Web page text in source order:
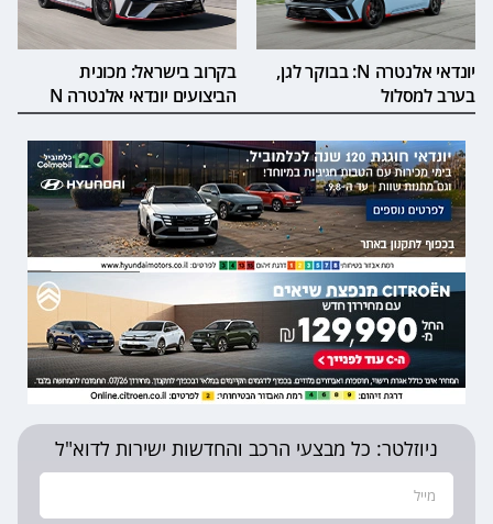
יונדאי אלנטרה N: בבוקר לגן,
בערב למסלול
בקרוב בישראל: מכונית
הביצועים יונדאי אלנטרה N
ניוזלטר: כל מבצעי הרכב והחדשות ישירות לדוא"ל